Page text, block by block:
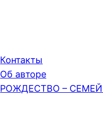
Контакты
Об авторе
РОЖДЕСТВО –